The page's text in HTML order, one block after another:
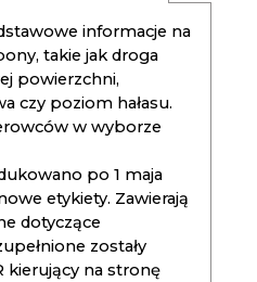
informacje na
takie jak droga
powierzchni,
czy poziom hałasu.
w wyborze
po 1 maja
etykiety. Zawierają
dotyczące
zostały
kierujący na stronę